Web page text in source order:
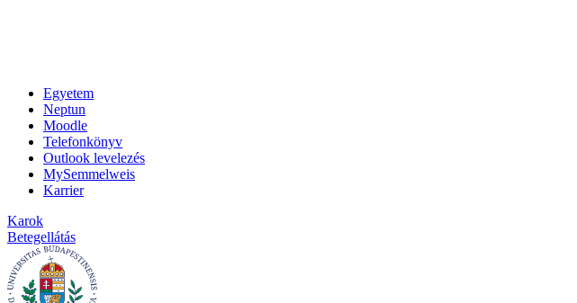
Egyetem
Neptun
Moodle
Telefonkönyv
Outlook levelezés
MySemmelweis
Karrier
Karok
Betegellátás